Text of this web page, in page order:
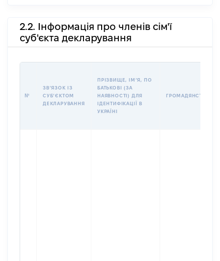
2.2. Інформація про членів сім'ї
суб'єкта декларування
№
ЗВʼЯЗОК ІЗ
СУБʼЄКТОМ
ДЕКЛАРУВАННЯ
ПРІЗВИЩЕ, ІМʼЯ, ПО
БАТЬКОВІ (ЗА
НАЯВНОСТІ) ДЛЯ
ІДЕНТИФІКАЦІЇ В
УКРАЇНІ
ГРОМАДЯНСТВО